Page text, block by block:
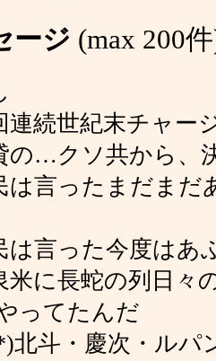
ージ (max 200
連続世紀末チャー
の…クソ共から、
は言ったまだま
は言った今度は
米に長蛇の列日々
ってたんだ
北斗・慶次・ルパ